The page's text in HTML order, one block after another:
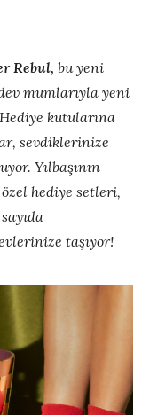
Rebul, bu yeni
mumlarıyla yeni
kutularına
sevdiklerinize
Yılbaşının
hediye setleri,
taşıyor!